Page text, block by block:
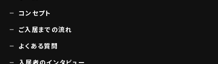
コンセプト
ご入居までの流れ
よくある質問